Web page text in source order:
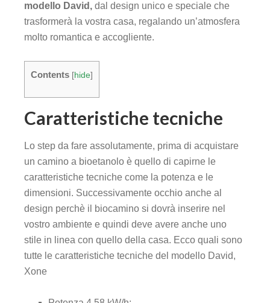
panel
panel
panel
panel
panel
modello David, dal design unico e speciale che
trasformerà la vostra casa, regalando un’atmosfera
molto romantica e accogliente.
Contents [hide]
Caratteristiche tecniche
Lo step da fare assolutamente, prima di acquistare
un camino a bioetanolo è quello di capirne le
caratteristiche tecniche come la potenza e le
dimensioni. Successivamente occhio anche al
design perchè il biocamino si dovrà inserire nel
vostro ambiente e quindi deve avere anche uno
stile in linea con quello della casa. Ecco quali sono
tutte le caratteristiche tecniche del modello David,
Xone